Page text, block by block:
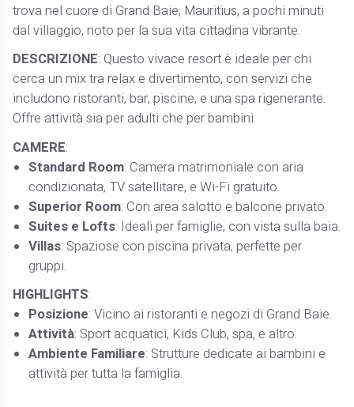
trova nel cuore di Grand Baie, Mauritius, a pochi minuti
dal villaggio, noto per la sua vita cittadina vibrante.
DESCRIZIONE: Questo vivace resort è ideale per chi
cerca un mix tra relax e divertimento, con servizi che
includono ristoranti, bar, piscine, e una spa rigenerante.
Offre attività sia per adulti che per bambini.
CAMERE:
Standard Room: Camera matrimoniale con aria
condizionata, TV satellitare, e Wi-Fi gratuito.
Superior Room: Con area salotto e balcone privato.
Suites e Lofts: Ideali per famiglie, con vista sulla baia.
Villas: Spaziose con piscina privata, perfette per
gruppi.
HIGHLIGHTS:
Posizione: Vicino ai ristoranti e negozi di Grand Baie.
Attività: Sport acquatici, Kids Club, spa, e altro.
Ambiente Familiare: Strutture dedicate ai bambini e
attività per tutta la famiglia.